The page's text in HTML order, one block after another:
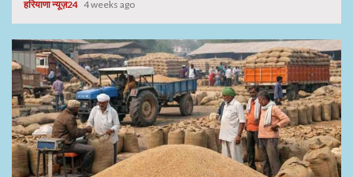
हरियाणा न्यूज़24 4 weeks ago